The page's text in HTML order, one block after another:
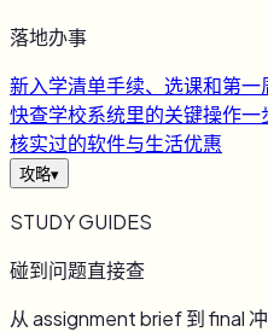
落地办事
新入学清单手续、选课和第一
快查学校系统里的关键操作一
核实过的软件与生活优惠
攻略▾
STUDY GUIDES
碰到问题直接查
从 assignment brief 到 final